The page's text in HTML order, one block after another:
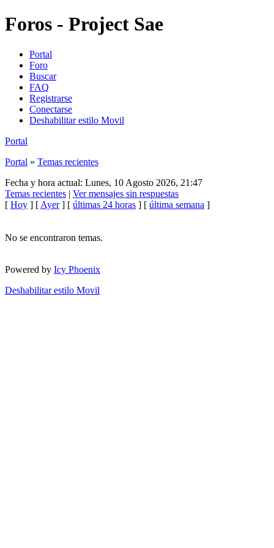
Foros - Project Sae
Portal
Foro
Buscar
FAQ
Registrarse
Conectarse
Deshabilitar estilo Movil
Portal
Portal » Temas recientes
Fecha y hora actual: Lunes, 10 Agosto 2026, 21:47
Temas recientes | Ver mensajes sin respuestas
[ Hoy ] [ Ayer] [ últimas 24 horas ] [ última semana ]
No se encontraron temas.
Powered by Icy Phoenix
Deshabilitar estilo Movil